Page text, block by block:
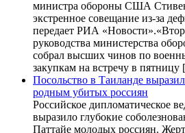
министра обороны США
экстренное совещание из-за
передает РИА
руководства министерства
собрал высших чинов по
закупкам на встречу в
Посольство в Таиланде
родным убитых россиян
Российское дипломатическое
выразило глубокие
Паттайе молодых россиян.